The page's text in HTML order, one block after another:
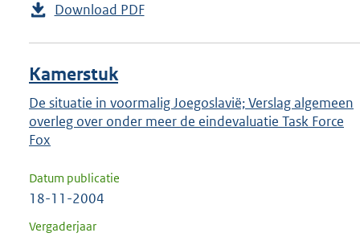
Download PDF
Kamerstuk
De situatie in voormalig Joegoslavië; Verslag algemeen
overleg over onder meer de eindevaluatie Task Force
Fox
Datum publicatie
18-11-2004
Vergaderjaar